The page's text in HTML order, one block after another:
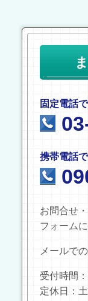
固定電話
携帯電話
お問合せ
フォーム
メールで
受付時間
定休日：